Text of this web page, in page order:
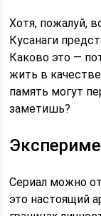
Хотя, пожалуй,
Кусанаги
Каково это —
жить в
память могут
заметишь?
Сериал можно
это настоящий